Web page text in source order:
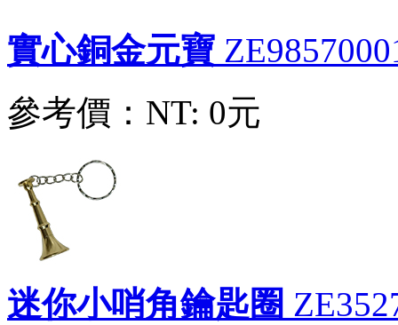
實心銅金元寶
參考價： NT: 0元
迷你小哨角鑰匙圈